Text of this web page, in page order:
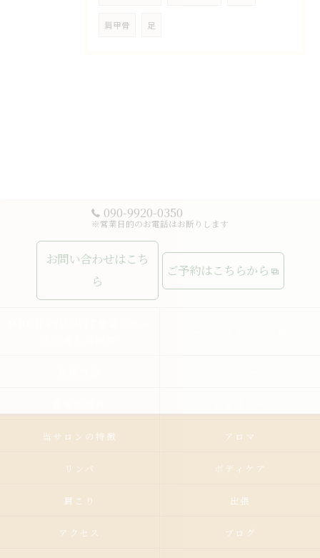
肩甲骨 足
090-9920-0350
※営業目的のお電話はお断りします
お問い合わせはこち
ら
ご予約はこちらから
当サロンの特徴 アロマ
リンパ ボディケア
肩こり 出張
アクセス ブログ